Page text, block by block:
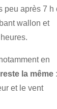
peu après 7 h
wallon et
en
la même :
et le vent